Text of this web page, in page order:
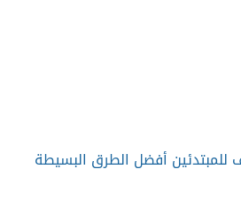
للمبتدئين أفضل الطرق البسيطة